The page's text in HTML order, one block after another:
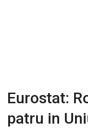
Eurostat:
patru in